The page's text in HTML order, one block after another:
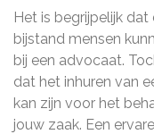
Het is begrijpelijk
bijstand mensen
bij een advocaat.
dat het inhuren van
kan zijn voor het
jouw zaak. Een